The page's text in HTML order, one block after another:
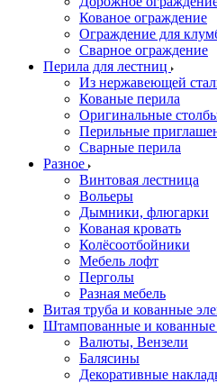
Кованое ограждение
Ограждение для
Сварное ограждение
Перила для лестниц
Из нержавеющей
Кованые перила
Оригинальные
Перильные
Сварные перила
Разное
Винтовая лестница
Вольеры
Дымники, флюгарки
Кованая кровать
Колёсоотбойники
Мебель лофт
Перголы
Разная мебель
Витая труба и кованные
Штампованные и кованные
Валюты, Вензели
Балясины
Декоративные